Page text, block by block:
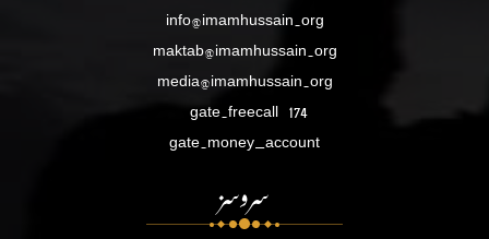
info@imamhussain.org
maktab@imamhussain.org
media@imamhussain.org
gate.freecall 174
gate.money_account
سروسز